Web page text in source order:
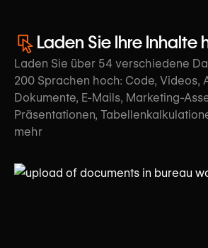
Laden Sie Ihre Inhalte
Laden Sie über 54 verschiedene
200 Sprachen hoch: Code, Videos,
Dokumente, E-Mails, Marketing-
Präsentationen,
mehr